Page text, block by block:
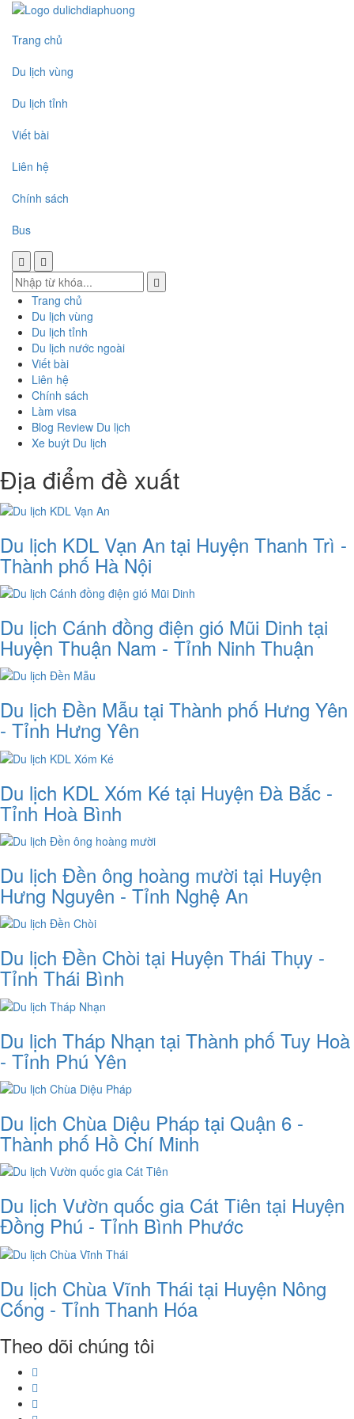
Trang chủ
Du lịch vùng
Du lịch tỉnh
Viết bài
Liên hệ
Chính sách
Bus
Trang chủ
Du lịch vùng
Du lịch tỉnh
Du lịch nước ngoài
Viết bài
Liên hệ
Chính sách
Làm visa
Blog Review Du lịch
Xe buýt Du lịch
Địa điểm đề xuất
Du lịch KDL Vạn An tại Huyện Thanh Trì -
Thành phố Hà Nội
Du lịch Cánh đồng điện gió Mũi Dinh tại
Huyện Thuận Nam - Tỉnh Ninh Thuận
Du lịch Đền Mẫu tại Thành phố Hưng Yên
- Tỉnh Hưng Yên
Du lịch KDL Xóm Ké tại Huyện Đà Bắc -
Tỉnh Hoà Bình
Du lịch Đền ông hoàng mười tại Huyện
Hưng Nguyên - Tỉnh Nghệ An
Du lịch Đền Chòi tại Huyện Thái Thụy -
Tỉnh Thái Bình
Du lịch Tháp Nhạn tại Thành phố Tuy Hoà
- Tỉnh Phú Yên
Du lịch Chùa Diệu Pháp tại Quận 6 -
Thành phố Hồ Chí Minh
Du lịch Vườn quốc gia Cát Tiên tại Huyện
Đồng Phú - Tỉnh Bình Phước
Du lịch Chùa Vĩnh Thái tại Huyện Nông
Cống - Tỉnh Thanh Hóa
Theo dõi chúng tôi